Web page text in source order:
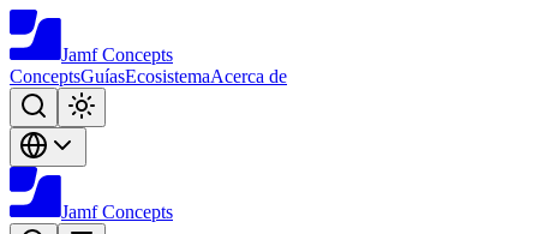
Jamf Concepts
ConceptsGuíasEcosistemaAcerca de
Jamf Concepts